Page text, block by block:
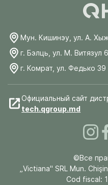
Мун. Кишинэу, ул. А.
г. Бэлць, ул. М. Витязул
г. Комрат, ул. Федько 39
Официальный сайт
tech.qgroup.md
©Все
„Victiana" SRL Mun.
Cod fiscal: